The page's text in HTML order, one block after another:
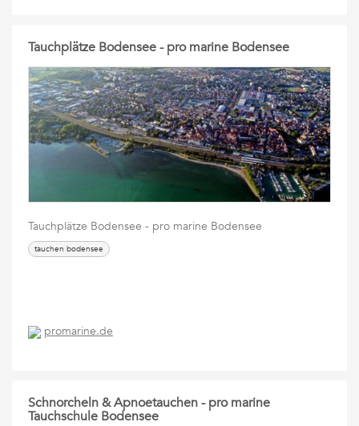
Tauchplätze Bodensee - pro marine Bodensee
Tauchplätze Bodensee - pro marine Bodensee
tauchen bodensee
promarine.de
Schnorcheln & Apnoetauchen - pro marine
Tauchschule Bodensee